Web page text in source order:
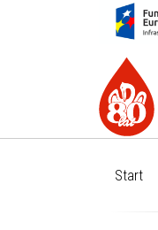
Start